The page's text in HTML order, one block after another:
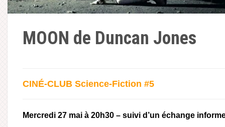
MOON de Duncan Jones
CINÉ-CLUB Science-Fiction #5
Mercredi 27 mai à 20h30 – suivi d’un échange